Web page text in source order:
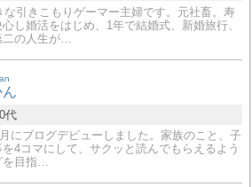
な引きこもりゲーマー主婦です。元社畜。寿
し婚活をはじめ、1年で結婚式、新婚旅行、
の人生が…
代
にブログデビューしました。家族のこと、子
4コマにして、サクッと読んでもらえるよう
を目指…